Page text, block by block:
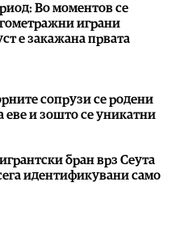
Во моментов се
играни
е закажана првата
сопрузи се родени
еве и зошто се уникатни
бран врз Сеута
идентификувани само